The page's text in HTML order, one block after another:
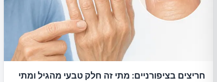
חריצים בציפורניים: מתי זה חלק טבעי מהגיל ומתי